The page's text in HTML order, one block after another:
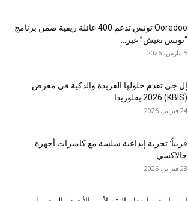
Ooredoo تونس تدعم 400 عائلة ريفية ضمن برنامج
“تونس تعيش” عبر...
5 مارس، 2026
إل جي تقدم حلولها الفريدة والذكية في معرض
(KBIS) 2026 بفلوريدا
24 فبراير، 2026
قريباً: تجربة إبداعية سلسة مع كاميرات أجهزة
جالاكسي
23 فبراير، 2026